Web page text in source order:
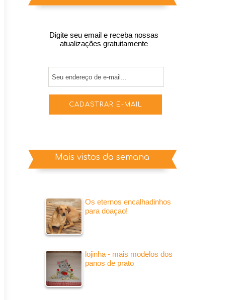
Digite seu email e receba nossas
atualizações gratuitamente
Mais vistos da semana
Os eternos encalhadinhos
para doaçao!
lojinha - mais modelos dos
panos de prato